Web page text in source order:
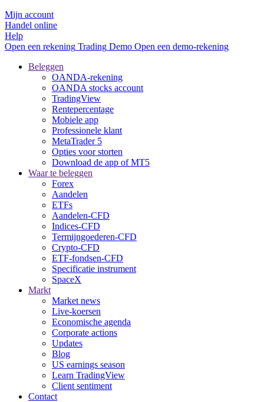
Mijn account
Handel online
Help
Open een rekening Trading Demo Open een demo-rekening
Beleggen
OANDA-rekening
OANDA stocks account
TradingView
Rentepercentage
Mobiele app
Professionele klant
MetaTrader 5
Opties voor storten
Download de app of MT5
Waar te beleggen
Forex
Aandelen
ETFs
Aandelen-CFD
Indices-CFD
Termijngoederen-CFD
Crypto-CFD
ETF-fondsen-CFD
Specificatie instrument
SpaceX
Markt
Market news
Live-koersen
Economische agenda
Corporate actions
Updates
Blog
US earnings season
Learn TradingView
Client sentiment
Contact